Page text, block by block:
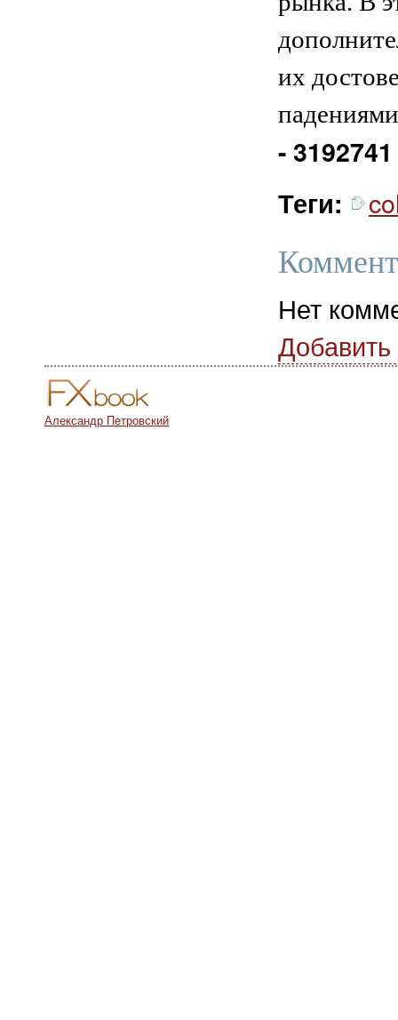
их
- 3192741
Теги:
Нет
Александр Петровский